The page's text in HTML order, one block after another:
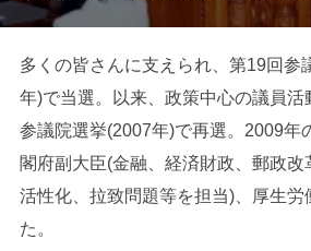
多くの皆さんに支えられ、第19回参
年)で当選。以来、政策中心の議員活
参議院選挙(2007年)で再選。2009年
閣府副大臣(金融、経済財政、郵政
活性化、拉致問題等を担当)、厚生労
た。